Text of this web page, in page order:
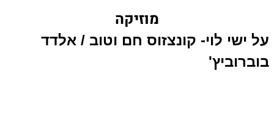
מוזיקה
על ישי לוי- קונצזוס חם וטוב / אלדד
בוברוביץ'